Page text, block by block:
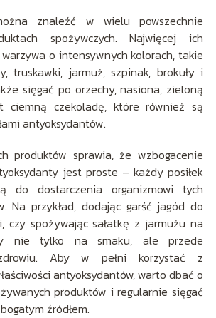
znaleźć w wielu powszechnie
spożywczych. Najwięcej ich
o intensywnych kolorach, takie
truskawki, jarmuż, szpinak, brokuły i
sięgać po orzechy, nasiona, zieloną
ciemną czekoladę, które również są
antyoksydantów.
produktów sprawia, że wzbogacenie
jest proste – każdy posiłek
do dostarczenia organizmowi tych
Na przykład, dodając garść jagód do
czy spożywając sałatkę z jarmużu na
nie tylko na smaku, ale przede
Aby w pełni korzystać z
antyoksydantów, warto dbać o
produktów i regularnie sięgać
źródłem.